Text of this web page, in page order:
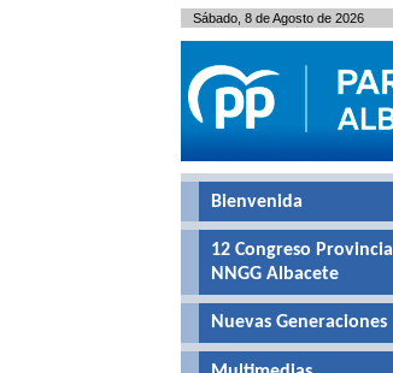
Bienvenida
12 Congreso Provincial
NNGG Albacete
Nuevas Generaciones
Sábado, 8 de Agosto de 2026